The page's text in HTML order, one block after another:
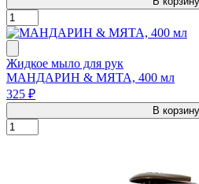
Жидкое мыло для рук
МАНДАРИН & МЯТА, 400 мл
325 ₽
В корзину